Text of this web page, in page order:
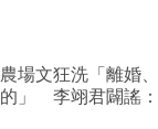
農場文狂洗「離婚
的」 李翊君闢謠